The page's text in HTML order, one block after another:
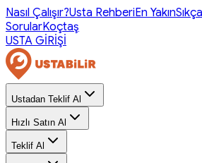
Nasıl Çalışır?Usta RehberiEn Yakın
SorularKoçtaş
USTA GİRİŞİ
Ustadan Teklif Al
Hızlı Satın Al
Teklif Al